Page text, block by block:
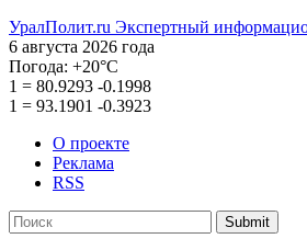
УралПолит.ru Экспертный
6 августа 2026 года
Погода: +20°С
1 = 80.9293 -0.1998
1 = 93.1901 -0.3923
О проекте
Реклама
RSS
Submit